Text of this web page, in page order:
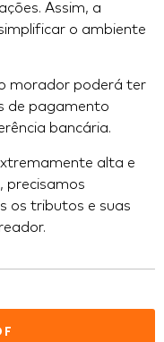
Assim, a
o ambiente
morador poderá ter
de pagamento
bancária.
alta e
precisamos
os tributos e suas